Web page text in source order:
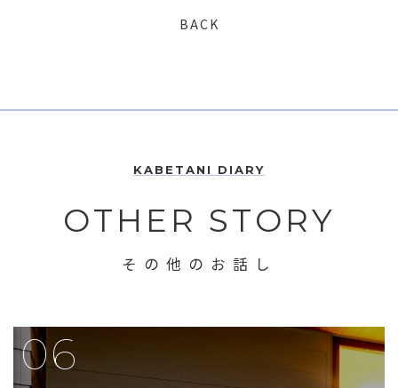
BACK
KABETANI DIARY
OTHER STORY
その他のお話し
06